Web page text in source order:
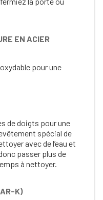
EN ACIER
pour une
de doigts pour une
spécial de
avec de l’eau et
passer plus de
à nettoyer.
K)